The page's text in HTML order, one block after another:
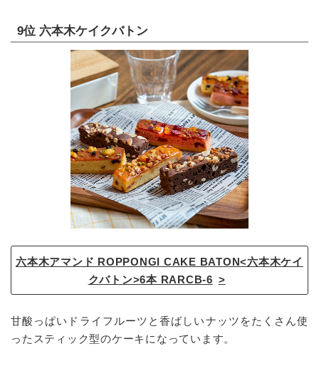
9位 六本木ケイクバトン
六本木アマンド ROPPONGI CAKE BATON<六本木ケイ
クバトン>6本 RARCB-6
甘酸っぱいドライフルーツと香ばしいナッツをたくさん使
ったスティック型のケーキになっています。